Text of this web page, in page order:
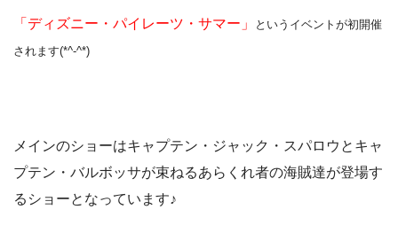
「ディズニー・パイレーツ・サマー」
というイベントが初開催
されます(*^-^*)
メインのショーはキャプテン・ジャック・スパロウとキャ
プテン・バルボッサが束ねるあらくれ者の海賊達が登場す
るショーとなっています♪